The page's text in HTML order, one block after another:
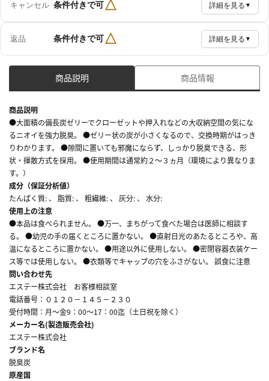
キャンセル 条件付きで可△ 詳細を見る ▼
返品 条件付きで可△ 詳細を見る ▼
商品説明 商品情報
商品説明
●大面積の備長炭ゼリーでクローゼットや押入れなどの大収納空間の気にな
るニオイを強力脱臭。 ●ゼリー状の炭が小さくなるので、交換時期がはっき
りわかります。 ●隙間に置いても邪魔にならず、しっかり脱臭できる、形
状・揮散方式を採用。 ●使用期間は通常約２～３ヵ月（環境により異なりま
す。）
成分（保証分析値）
たんぱく質: 、 脂質: 、 粗繊維: 、 灰分: 、 水分:
使用上の注意
●本品は食べられません。 ●万一、まちがって食べた場合は医師に相談す
る。 ●幼児の手の届くところに置かない。 ●直射日光のあたるところや、高
温になるところに置かない。 ●用途以外に使用しない。 ●密閉容器衣装ケー
ス等では使用しない。 ●衣類等でキャップの穴をふさがない。 誤食に注意
問い合わせ先
エステー株式会社 お客様相談室
電話番号：０１２０－１４５－２３０
受付時間：月～金9：00～17：00迄（土日祝を除く）
メーカー名(製造販売会社)
エステー株式会社
ブランド名
脱臭炭
原産国